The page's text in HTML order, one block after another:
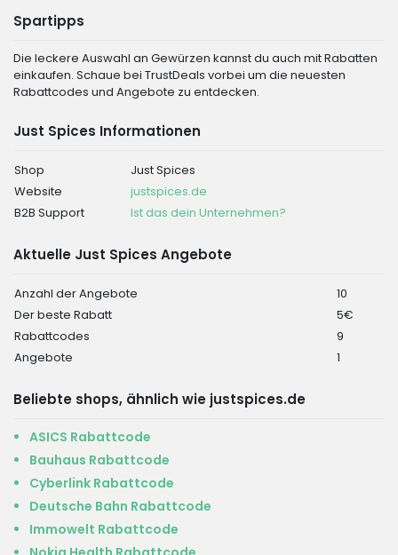
Spartipps
Die leckere Auswahl an Gewürzen kannst du auch mit Rabatten
einkaufen. Schaue bei TrustDeals vorbei um die neuesten
Rabattcodes und Angebote zu entdecken.
Just Spices Informationen
Shop
Just Spices
Website
justspices.de
B2B Support
Ist das dein Unternehmen?
Aktuelle Just Spices Angebote
Anzahl der Angebote
10
Der beste Rabatt
5€
Rabattcodes
9
Angebote
1
Beliebte shops, ähnlich wie justspices.de
ASICS Rabattcode
Bauhaus Rabattcode
Cyberlink Rabattcode
Deutsche Bahn Rabattcode
Immowelt Rabattcode